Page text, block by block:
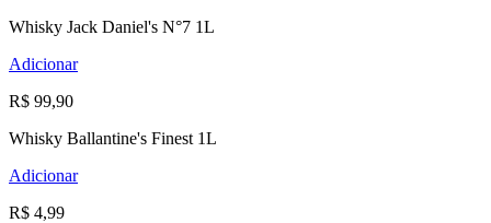
Whisky Jack Daniel's N°7 1L
Adicionar
R$ 99,90
Whisky Ballantine's Finest 1L
Adicionar
R$ 4,99